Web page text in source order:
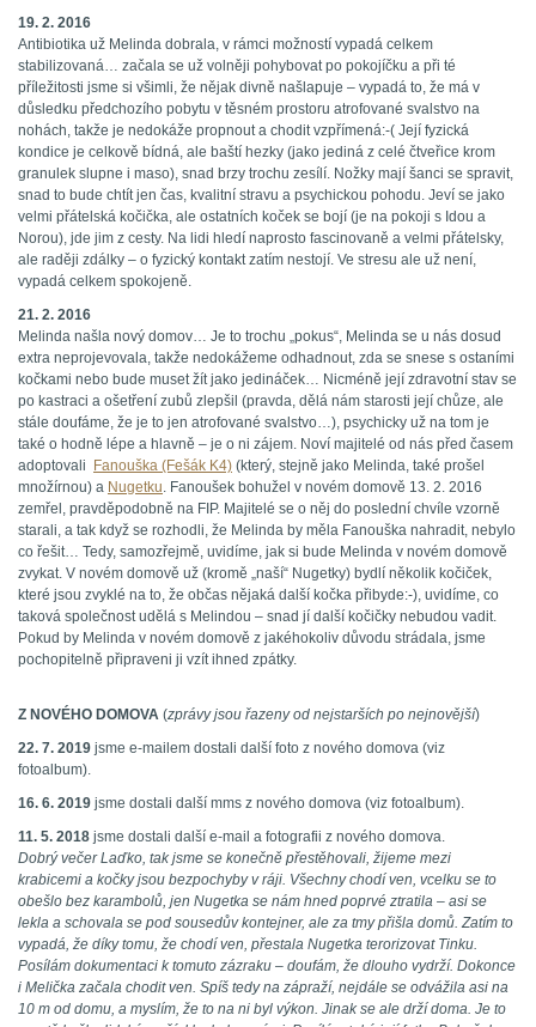
19. 2. 2016
Antibiotika už Melinda dobrala, v rámci možností vypadá celkem
stabilizovaná… začala se už volněji pohybovat po pokojíčku a při té
příležitosti jsme si všimli, že nějak divně našlapuje – vypadá to, že má v
důsledku předchozího pobytu v těsném prostoru atrofované svalstvo na
nohách, takže je nedokáže propnout a chodit vzpřímená:-( Její fyzická
kondice je celkově bídná, ale baští hezky (jako jediná z celé čtveřice krom
granulek slupne i maso), snad brzy trochu zesílí. Nožky mají šanci se spravit,
snad to bude chtít jen čas, kvalitní stravu a psychickou pohodu. Jeví se jako
velmi přátelská kočička, ale ostatních koček se bojí (je na pokoji s Idou a
Norou), jde jim z cesty. Na lidi hledí naprosto fascinovaně a velmi přátelsky,
ale raději zdálky – o fyzický kontakt zatím nestojí. Ve stresu ale už není,
vypadá celkem spokojeně.
21. 2. 2016
Melinda našla nový domov… Je to trochu „pokus“, Melinda se u nás dosud
extra neprojevovala, takže nedokážeme odhadnout, zda se snese s ostaními
kočkami nebo bude muset žít jako jedináček… Nicméně její zdravotní stav se
po kastraci a ošetření zubů zlepšil (pravda, dělá nám starosti její chůze, ale
stále doufáme, že je to jen atrofované svalstvo…), psychicky už na tom je
také o hodně lépe a hlavně – je o ni zájem. Noví majitelé od nás před časem
adoptovali
Fanouška (Fešák K4) (který, stejně jako Melinda, také prošel
množírnou) a Nugetku. Fanoušek bohužel v novém domově 13. 2. 2016
zemřel, pravděpodobně na FIP. Majitelé se o něj do poslední chvíle vzorně
starali, a tak když se rozhodli, že Melinda by měla Fanouška nahradit, nebylo
co řešit… Tedy, samozřejmě, uvidíme, jak si bude Melinda v novém domově
zvykat. V novém domově už (kromě „naší“ Nugetky) bydlí několik kočiček,
které jsou zvyklé na to, že občas nějaká další kočka přibyde:-), uvidíme, co
taková společnost udělá s Melindou – snad jí další kočičky nebudou vadit.
Pokud by Melinda v novém domově z jakéhokoliv důvodu strádala, jsme
pochopitelně připraveni ji vzít ihned zpátky.
Z NOVÉHO DOMOVA (zprávy jsou řazeny od nejstarších po nejnovější)
22. 7. 2019 jsme e-mailem dostali další foto z nového domova (viz
fotoalbum).
16. 6. 2019 jsme dostali další mms z nového domova (viz fotoalbum).
11. 5. 2018 jsme dostali další e-mail a fotografii z nového domova.
Dobrý večer Laďko, tak jsme se konečně přestěhovali, žijeme mezi
krabicemi a kočky jsou bezpochyby v ráji. Všechny chodí ven, vcelku se to
obešlo bez karambolů, jen Nugetka se nám hned poprvé ztratila – asi se
lekla a schovala se pod sousedův kontejner, ale za tmy přišla domů. Zatím to
vypadá, že díky tomu, že chodí ven, přestala Nugetka terorizovat Tinku.
Posílám dokumentaci k tomuto zázraku – doufám, že dlouho vydrží. Dokonce
i Melička začala chodit ven. Spíš tedy na zápraží, nejdále se odvážila asi na
10 m od domu, a myslím, že to na ni byl výkon. Jinak se ale drží doma. Je to